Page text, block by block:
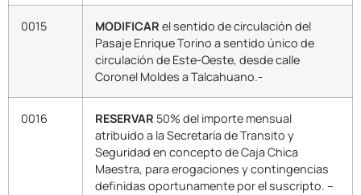
0015 MODIFICAR el sentido de circulación del
Pasaje Enrique Torino a sentido único de
circulación de Este-Oeste, desde calle
Coronel Moldes a Talcahuano.-
0016 RESERVAR 50% del importe mensual
atribuido a la Secretaría de Transito y
Seguridad en concepto de Caja Chica
Maestra, para erogaciones y contingencias
definidas oportunamente por el suscripto. –